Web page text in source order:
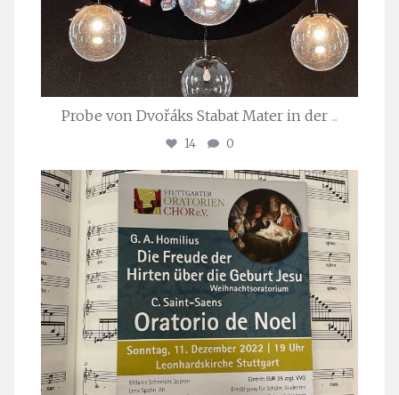
Probe von Dvořáks Stabat Mater in der ...
14 0
stuttgarter_oratorienchor
Nov. 29